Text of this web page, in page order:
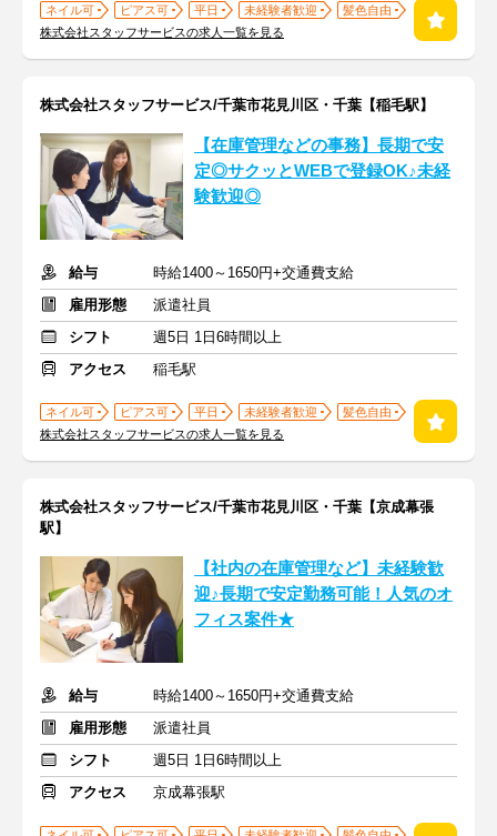
ネイル可 ピアス可 平日 未経験者歓迎
髪色自由
株式会社スタッフサービスの求人一覧を見る
株式会社スタッフサービス/千葉市花見川区・千葉【稲毛駅】
【在庫管理などの事務】長期で安
定◎サクッとWEBで登録OK♪未経
験歓迎◎
給与
時給1400～1650円+交通費支給
雇用形態
派遣社員
シフト
週5日 1日6時間以上
アクセス
稲毛駅
ネイル可 ピアス可 平日 未経験者歓迎
髪色自由
株式会社スタッフサービスの求人一覧を見る
株式会社スタッフサービス/千葉市花見川区・千葉【京成幕張
駅】
【社内の在庫管理など】未経験歓
迎♪長期で安定勤務可能！人気のオ
フィス案件★
給与
時給1400～1650円+交通費支給
雇用形態
派遣社員
シフト
週5日 1日6時間以上
アクセス
京成幕張駅